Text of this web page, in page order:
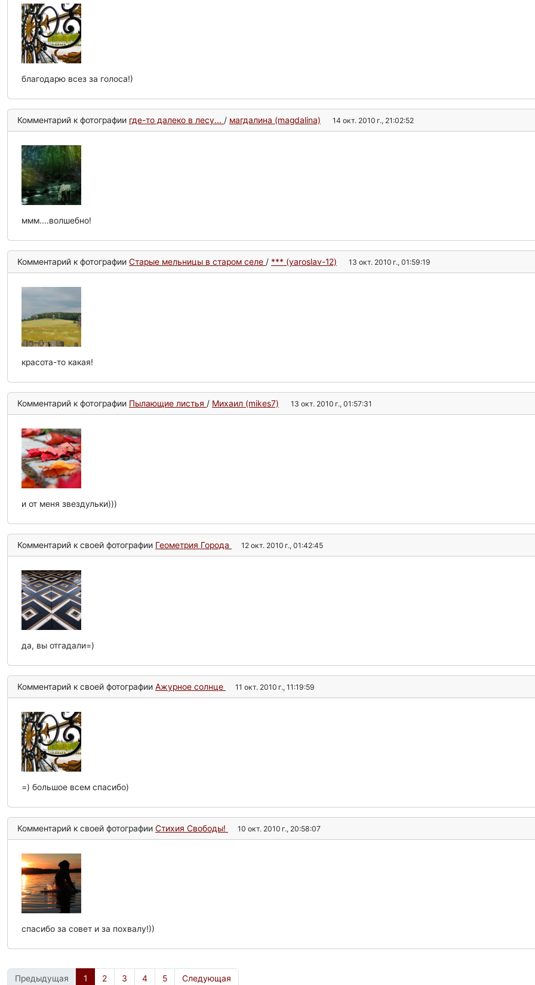
благодарю всез за голоса!)
Комментарий к фотографии где-то далеко в лесу... / магдалина (magdalina) 14 окт. 2010 г., 21:02:52
ммм....волшебно!
Комментарий к фотографии Старые мельницы в старом селе / *** (yaroslav-12) 13 окт. 2010 г., 01:59:19
красота-то какая!
Комментарий к фотографии Пылающие листья / Михаил (mikes7) 13 окт. 2010 г., 01:57:31
и от меня звездульки)))
Комментарий к своей фотографии Геометрия Города 12 окт. 2010 г., 01:42:45
да, вы отгадали=)
Комментарий к своей фотографии Ажурное солнце 11 окт. 2010 г., 11:19:59
=) большое всем спасибо)
Комментарий к своей фотографии Стихия Свободы! 10 окт. 2010 г., 20:58:07
спасибо за совет и за похвалу!))
Предыдущая 1 2 3 4 5 Следующая